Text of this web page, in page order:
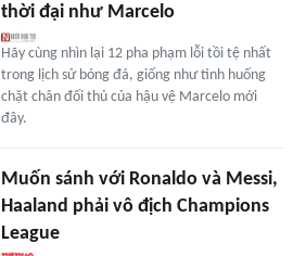
thời đại như Marcelo
Hãy cùng nhìn lại 12 pha phạm lỗi tồi tệ nhất
trong lịch sử bóng đá, giống như tình huống
chặt chân đối thủ của hậu vệ Marcelo mới
đây.
Muốn sánh với Ronaldo và Messi,
Haaland phải vô địch Champions
League